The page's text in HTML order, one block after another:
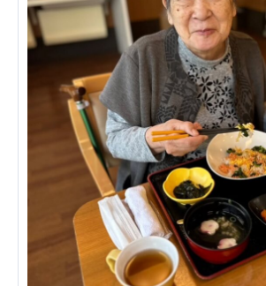
カンボジア日本友好技術教育センター
NGO共生の家
G-COM JOINT STOCK COMPANY
海外子会社・合弁会社
瀋陽長者会
上海介護施設